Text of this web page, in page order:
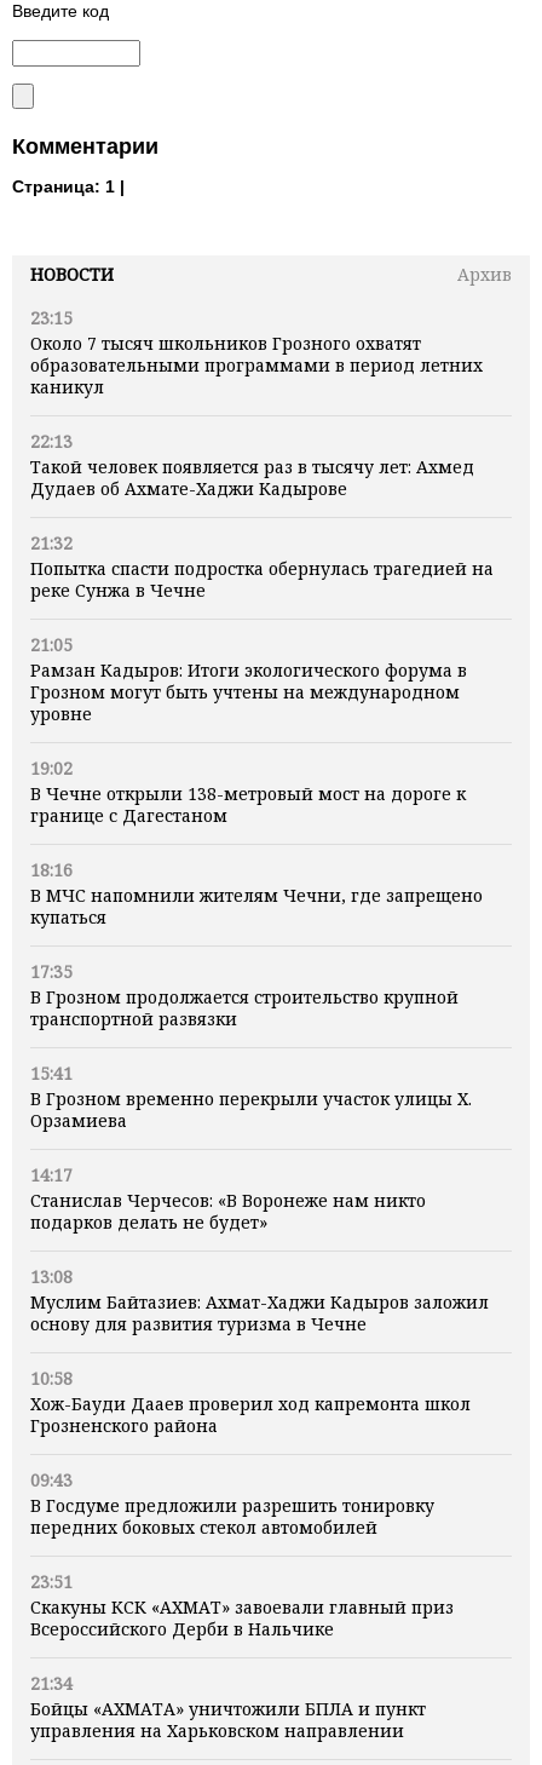
НОВОСТИ
Архив
23:15
Около 7 тысяч школьников Грозного охватят
образовательными программами в период летних
каникул
22:13
Такой человек появляется раз в тысячу лет: Ахмед
Дудаев об Ахмате-Хаджи Кадырове
21:32
Попытка спасти подростка обернулась трагедией на
реке Сунжа в Чечне
21:05
Рамзан Кадыров: Итоги экологического форума в
Грозном могут быть учтены на международном
уровне
19:02
В Чечне открыли 138-метровый мост на дороге к
границе с Дагестаном
18:16
В МЧС напомнили жителям Чечни, где запрещено
купаться
17:35
В Грозном продолжается строительство крупной
транспортной развязки
15:41
В Грозном временно перекрыли участок улицы Х.
Орзамиева
14:17
Станислав Черчесов: «В Воронеже нам никто
подарков делать не будет»
13:08
Муслим Байтазиев: Ахмат-Хаджи Кадыров заложил
основу для развития туризма в Чечне
10:58
Хож-Бауди Дааев проверил ход капремонта школ
Грозненского района
09:43
В Госдуме предложили разрешить тонировку
передних боковых стекол автомобилей
23:51
Скакуны КСК «АХМАТ» завоевали главный приз
Всероссийского Дерби в Нальчике
21:34
Бойцы «АХМАТА» уничтожили БПЛА и пункт
управления на Харьковском направлении
Введите код
Комментарии
Страница: 1 |